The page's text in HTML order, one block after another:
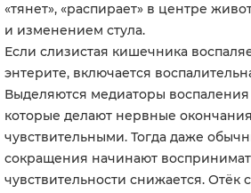
«тянет», «распирает» в центре
и изменением стула.
Если слизистая кишечника
энтерите, включается
Выделяются медиаторы
которые делают нервные
чувствительными. Тогда даже
сокращения начинают
чувствительности снижается. Отёк